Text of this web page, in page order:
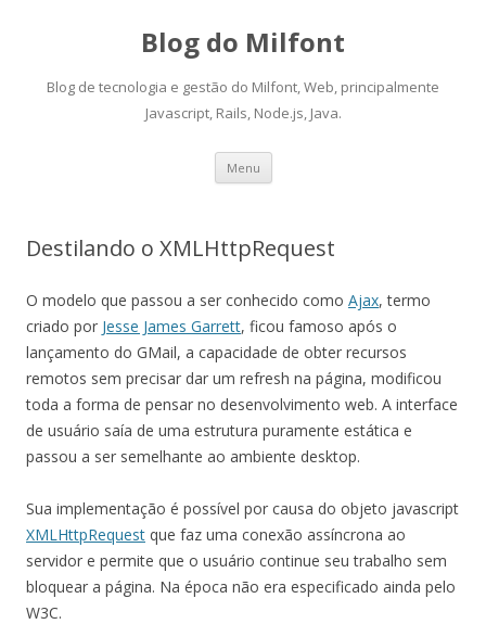
Blog do Milfont
Blog de tecnologia e gestão do Milfont, Web, principalmente
Javascript, Rails, Node.js, Java.
Menu Skip
content
Destilando o XMLHttpRequest
O modelo que passou a ser conhecido como Ajax, termo
criado por Jesse James Garrett, ficou famoso após o
lançamento do GMail, a capacidade de obter recursos
remotos sem precisar dar um refresh na página, modificou
toda a forma de pensar no desenvolvimento web. A interface
de usuário saía de uma estrutura puramente estática e
passou a ser semelhante ao ambiente desktop.
Sua implementação é possível por causa do objeto javascript
XMLHttpRequest que faz uma conexão assíncrona ao
servidor e permite que o usuário continue seu trabalho sem
bloquear a página. Na época não era especificado ainda pelo
W3C.